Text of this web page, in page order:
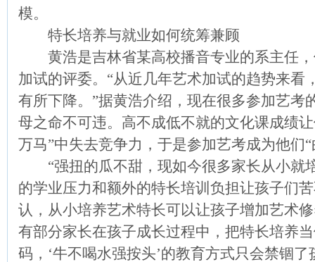
模。
特长培养与就业如何统筹兼顾
黄浩是吉林省某高校播音专业的系主任，
加试的评委。“从近几年艺术加试的趋势来看
有所下降。”据黄浩介绍，现在很多参加艺考
母之命不可违。高不成低不就的文化课成绩
万马”中失去竞争力，于是参加艺考成为他们
“强扭的瓜不甜，现如今很多家长从小就
的学业压力和额外的特长培训负担让孩子们
认，从小培养艺术特长可以让孩子增加艺术
有部分家长在孩子成长过程中，把特长培养
码，‘牛不喝水强按头’的教育方式只会禁锢